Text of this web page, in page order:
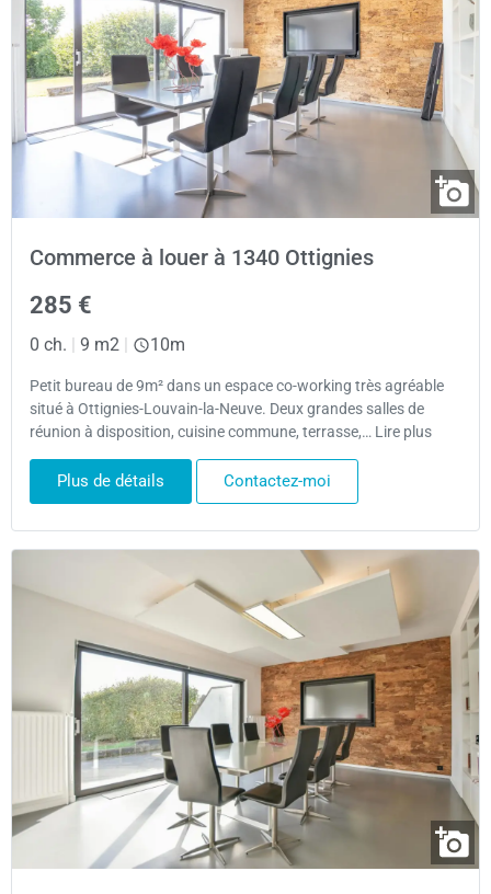
Commerce à louer à 1340 Ottignies
285 €
0 ch. 9 m2 10m
Petit bureau de 9m² dans un espace co-working très agréable
situé à Ottignies-Louvain-la-Neuve. Deux grandes salles de
réunion à disposition, cuisine commune, terrasse,… Lire plus
Plus de détails Contactez-moi